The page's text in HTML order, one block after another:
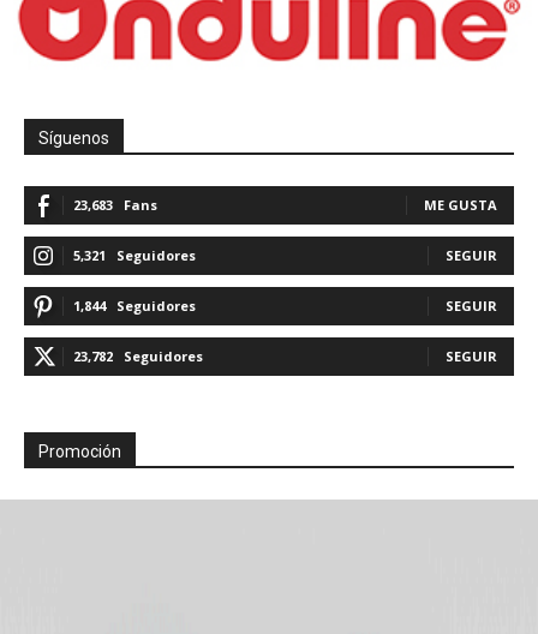
Síguenos
23,683 Fans ME GUSTA
5,321 Seguidores SEGUIR
1,844 Seguidores SEGUIR
23,782 Seguidores SEGUIR
Promoción